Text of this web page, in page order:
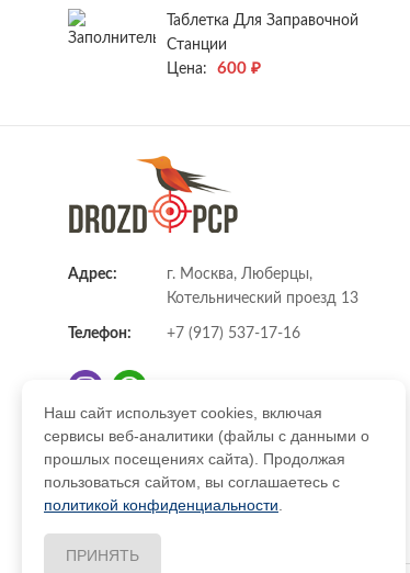
Таблетка Для Заправочной
Станции
Цена:
600 ₽
Адрес:
г. Москва, Люберцы,
Котельнический проезд 13
Телефон: +7 (917) 537-17-16
E-mail: info@DrozdPcp.ru
Наш сайт использует cookies, включая
сервисы веб-аналитики (файлы с данными о
прошлых посещениях сайта). Продолжая
пользоваться сайтом, вы соглашаетесь с
политикой конфиденциальности
ПРИНЯТЬ